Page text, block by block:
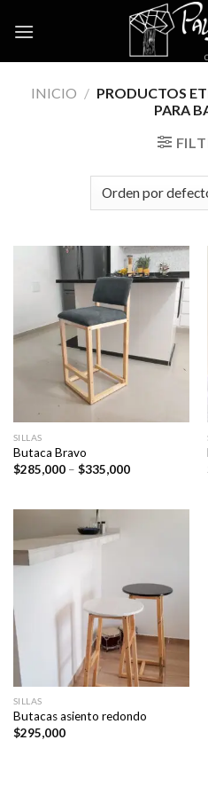
INICIO / PRODUCTOS
PARA
SILLAS
Butaca Bravo
$285,000 – $335,000Price
$335,000
SILLAS
Butacas asiento redondo
$295,000